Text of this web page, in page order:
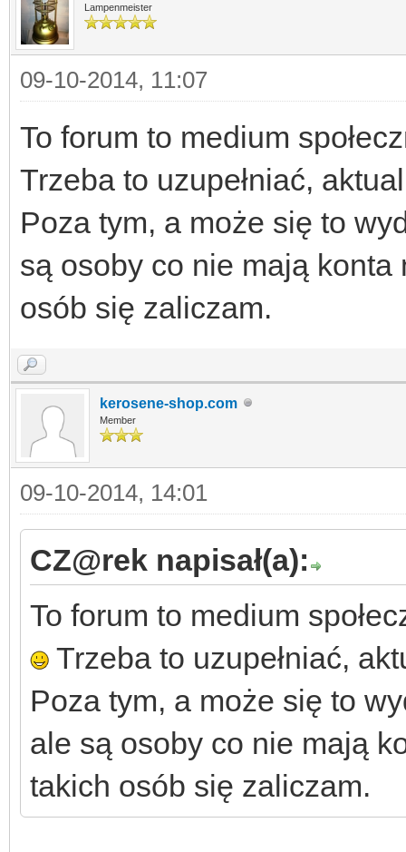
Lampenmeister
09-10-2014, 11:07
To forum to medium
Trzeba to uzupełniać,
Poza tym, a może się to
są osoby co nie mają
osób się zaliczam.
kerosene-shop.com
Member
09-10-2014, 14:01
CZ@rek napisał(a):
To forum to medium
Trzeba to uzupełniać,
Poza tym, a może się to
ale są osoby co nie mają
takich osób się zaliczam.